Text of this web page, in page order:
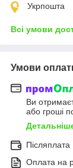
Укрпошта
Всі умови
Умови
Ви
або гроші
Післяплата
Оплата на